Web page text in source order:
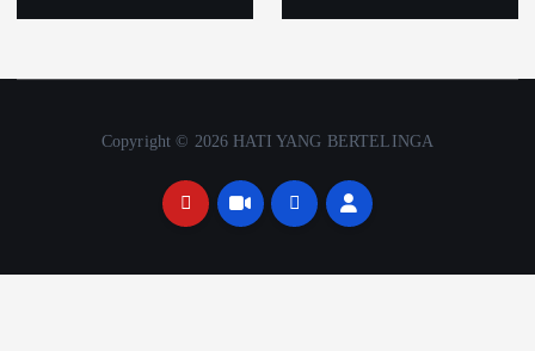
Copyright © 2026 HATI YANG BERTELINGA